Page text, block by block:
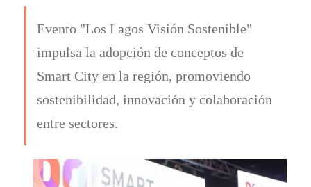
Evento "Los Lagos Visión Sostenible"
impulsa la adopción de conceptos de
Smart City en la región, promoviendo
sostenibilidad, innovación y colaboración
entre sectores.